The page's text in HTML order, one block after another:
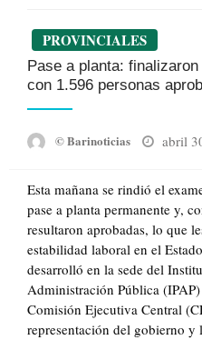
PROVINCIALES
Pase a planta:
con 1.596 personas
© Barinoticias
Posted
abril
Esta mañana se rindió el
pase a planta permanente y,
resultaron aprobadas, lo que
estabilidad laboral en el
desarrolló en la sede del
Administración Pública
Comisión Ejecutiva Central
representación del gobierno y